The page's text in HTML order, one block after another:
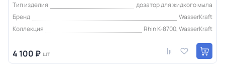
Тип изделия
дозатор для жидкого мыла
Бренд
WasserKraft
Коллекция
Rhin K-8700, WasserKraft
4 100 ₽ шт